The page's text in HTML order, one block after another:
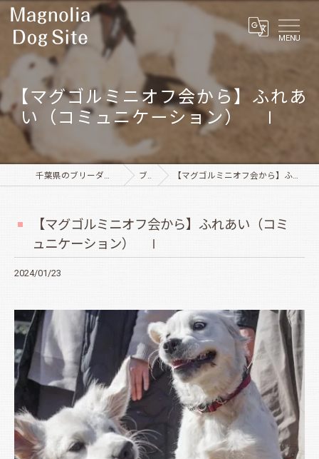
MENU
【マグゴルミニオフ会から】ふれあ
い（コミュニケーション） Ⅰ
千葉県のブリーダーならMagnolia Dog Site ブログ 【マグゴルミニオフ会から】ふれあい（コミュニケーション） Ⅰ
【マグゴルミニオフ会から】ふれあい（コミ
ュニケーション） Ⅰ
2024/01/23